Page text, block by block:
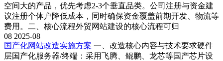
空间大的产品，优先考虑2-3个垂直品类。‌公司注册与资金‌建
议注册个体户降低成本，同时确保资金覆盖前期开发、物流等
费用。二、核心流程外贸网站建设的核心流程可归
08 2025-08
国产化网站改造实施方案 一、改造核心内容与技术要求硬件
层国产化服务器/终端：采用飞腾、鲲鹏、龙芯等国产芯片设